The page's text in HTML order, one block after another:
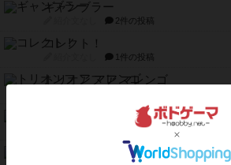
ギャンブラー
2件の投稿
コレクト！
1件の投稿
トリオンフ ア マレンゴ
4件の投稿
バー！パーティー